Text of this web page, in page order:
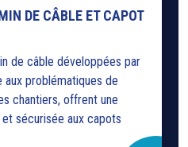
DE CÂBLE ET CAPOT
de câble développées par
problématiques de
chantiers, offrent une
sécurisée aux capots